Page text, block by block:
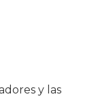
y las